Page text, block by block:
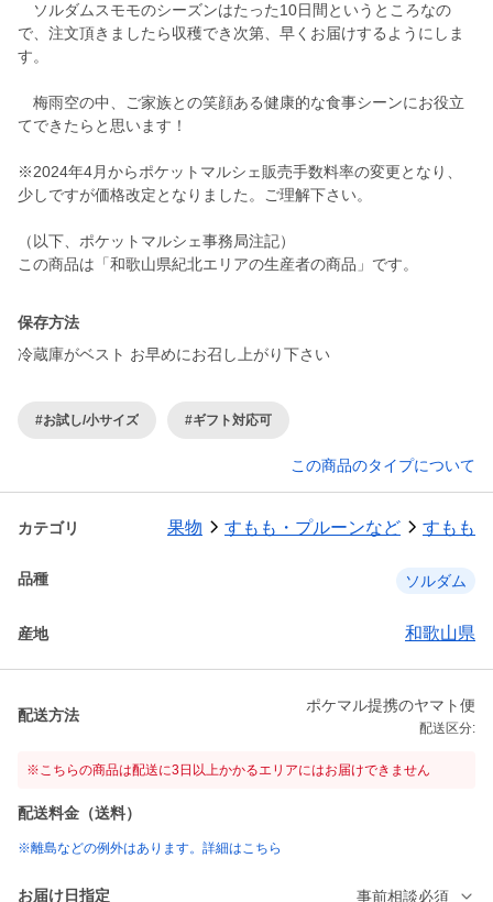
ソルダムスモモのシーズンはたった10日間というところなの
で、注文頂きましたら収穫でき次第、早くお届けするようにしま
す。
梅雨空の中、ご家族との笑顔ある健康的な食事シーンにお役立
てできたらと思います！
※2024年4月からポケットマルシェ販売手数料率の変更となり、
少しですが価格改定となりました。ご理解下さい。
（以下、ポケットマルシェ事務局注記）
この商品は「和歌山県紀北エリアの生産者の商品」です。
保存方法
冷蔵庫がベスト お早めにお召し上がり下さい
#お試し/小サイズ #ギフト対応可
この商品のタイプについて
カテゴリ 果物 すもも・プルーンなど すもも
品種 ソルダム
産地 和歌山県
配送方法
ポケマル提携のヤマト便
配送区分:
※こちらの商品は配送に3日以上かかるエリアにはお届けできません
配送料金（送料）
※離島などの例外はあります。詳細はこちら
お届け日指定 事前相談必須